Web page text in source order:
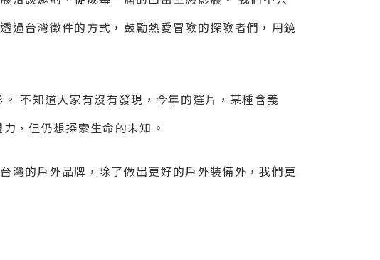
過台灣徵件的方式，鼓勵熱愛冒險的探險者們，用鏡
不知道大家有沒有發現，今年的選片，某種含義
，但仍想探索生命的未知。
灣的戶外品牌，除了做出更好的戶外裝備外，我們更